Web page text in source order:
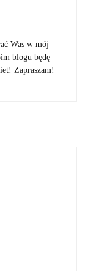
Was w mój
blogu będę
Zapraszam!